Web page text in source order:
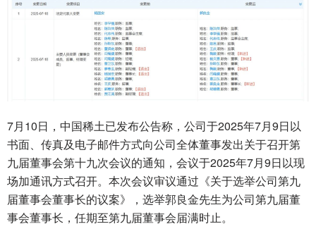
7月10日，中国稀土已发布公告称，公司于2025年7月9日以
书面、传真及电子邮件方式向公司全体董事发出关于召开第
九届董事会第十九次会议的通知，会议于2025年7月9日以现
场加通讯方式召开。本次会议审议通过《关于选举公司第九
届董事会董事长的议案》，选举郭良金先生为公司第九届董
事会董事长，任期至第九届董事会届满时止。